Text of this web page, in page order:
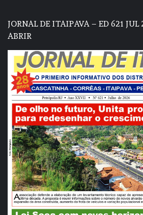
JORNAL DE ITAIPAVA – ED 621 JUL
ABRIR